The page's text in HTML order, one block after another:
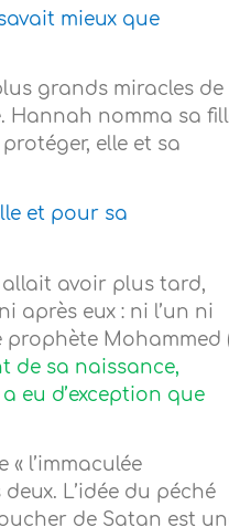
mieux que
grands miracles de
Hannah nomma sa
elle et sa
et pour sa
allait avoir plus tard,
après eux : ni l’un ni
Mohammed
de sa naissance,
eu d’exception que
l’immaculée
L’idée du péché
de Satan est